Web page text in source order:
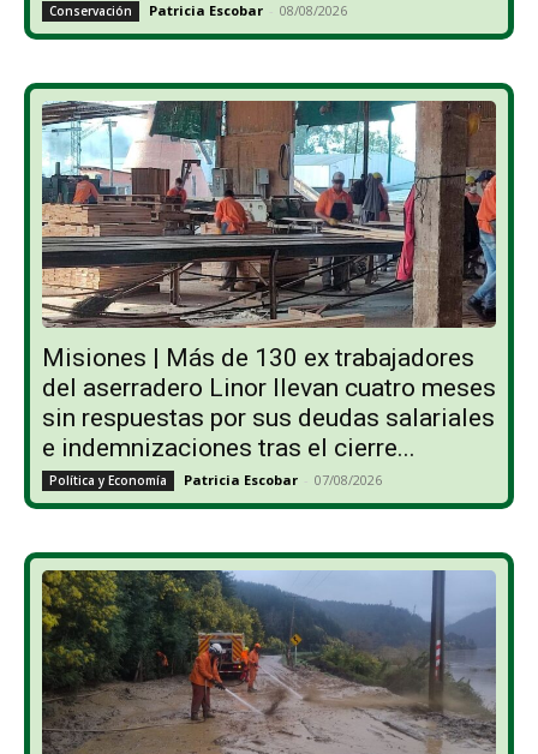
Conservación Patricia Escobar - 08/08/2026
Misiones | Más de 130 ex trabajadores
del aserradero Linor llevan cuatro meses
sin respuestas por sus deudas salariales
e indemnizaciones tras el cierre...
Política y Economía Patricia Escobar - 07/08/2026